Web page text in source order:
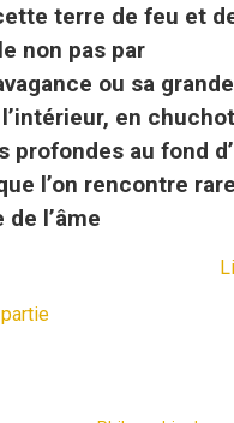
terre de feu et
non pas par
ou sa
en
profondes au fond
l’on rencontre
l’âme